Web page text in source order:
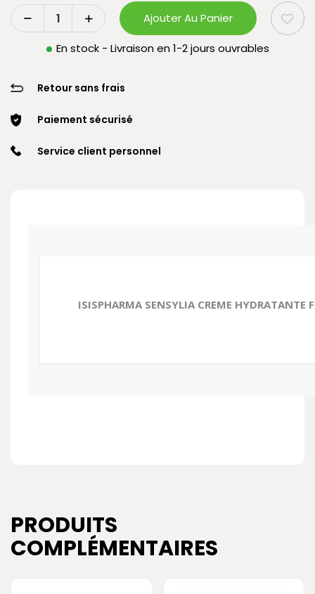
Ajouter Au Panier
En stock - Livraison en 1-2 jours ouvrables
Retour sans frais
Paiement sécurisé
Service client personnel
ISISPHARMA SENSYLIA CREME HYDRATANTE
PRODUITS
COMPLÉMENTAIRES